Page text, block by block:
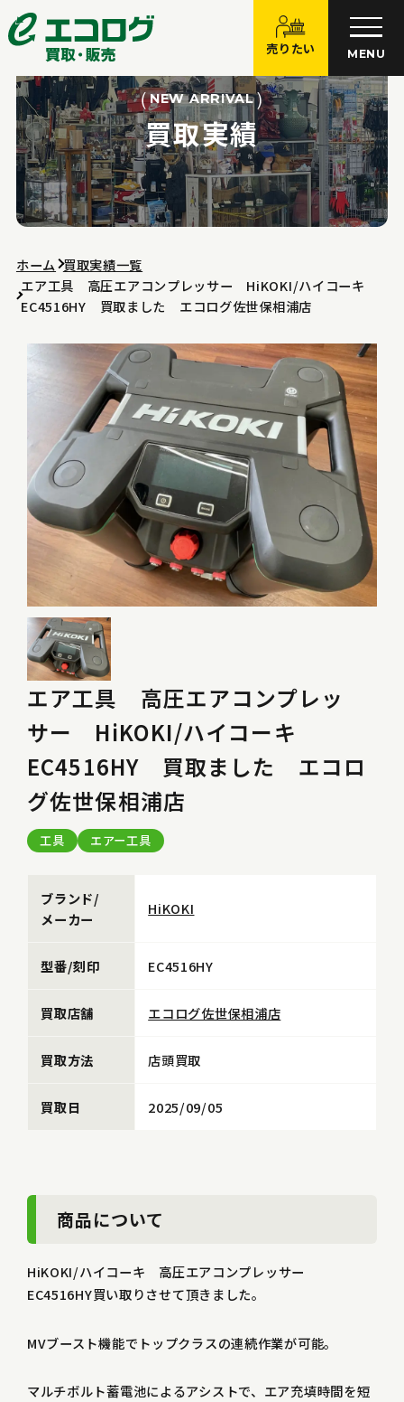
売りたい MENU
NEW ARRIVAL
買取実績
ホーム 買取実績一覧
エア工具 高圧エアコンプレッサー HiKOKI/ハイコーキ
EC4516HY 買取ました エコログ佐世保相浦店
エア工具 高圧エアコンプレッ
サー HiKOKI/ハイコーキ
EC4516HY 買取ました エコロ
グ佐世保相浦店
工具 エアー工具
ブランド/
メーカー
HiKOKI
型番/刻印 EC4516HY
買取店舗 エコログ佐世保相浦店
買取方法 店頭買取
買取日 2025/09/05
商品について
HiKOKI/ハイコーキ 高圧エアコンプレッサー
EC4516HY買い取りさせて頂きました。
MVブースト機能でトップクラスの連続作業が可能。
マルチボルト蓄電池によるアシストで、エア充填時間を短